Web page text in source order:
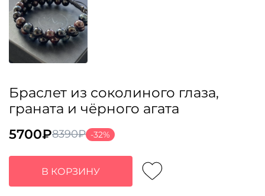
Браслет из соколиного глаза,
граната и чёрного агата
8390₽
Первоначальная
цена
составляла
8390₽.
5700₽
Текущая
цена:
5700₽.
-32%
В КОРЗИНУ